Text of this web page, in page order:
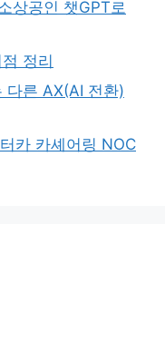
상공인 챗GPT로
정리
다른 AX(AI 전환)
카 카셰어링 NOC